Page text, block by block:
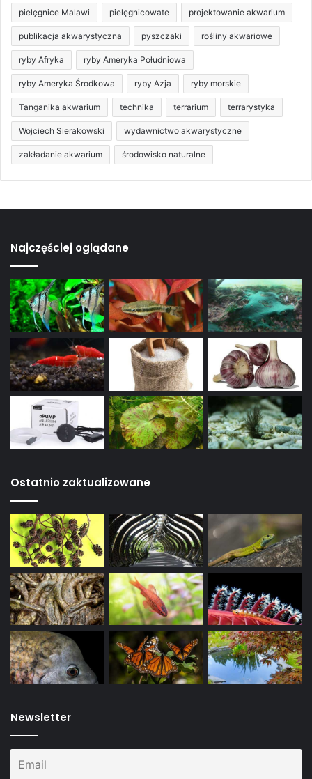
pielęgnice Malawi pielęgnicowate projektowanie akwarium
publikacja akwarystyczna pyszczaki rośliny akwariowe
ryby Afryka ryby Ameryka Południowa
ryby Ameryka Środkowa ryby Azja ryby morskie
Tanganika akwarium technika terrarium terrarystyka
Wojciech Sierakowski wydawnictwo akwarystyczne
zakładanie akwarium środowisko naturalne
Najczęściej oglądane
Ostatnio zaktualizowane
Newsletter